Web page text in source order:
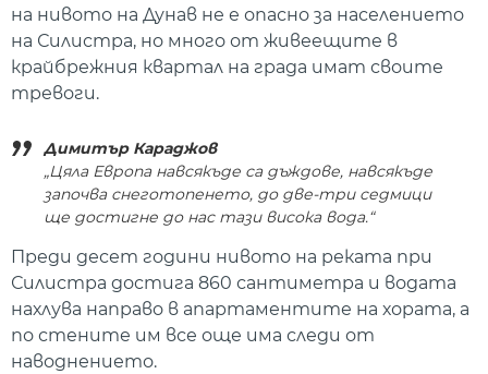
на нивото на Дунав не е опасно за населението
на Силистра, но много от живеещите в
крайбрежния квартал на града имат своите
тревоги.
Димитър Караджов
„Цяла Европа навсякъде са дъждове, навсякъде
започва снеготопенето, до две-три седмици
ще достигне до нас тази висока вода.“
Преди десет години нивото на реката при
Силистра достига 860 сантиметра и водата
нахлува направо в апартаментите на хората, а
по стените им все още има следи от
наводнението.